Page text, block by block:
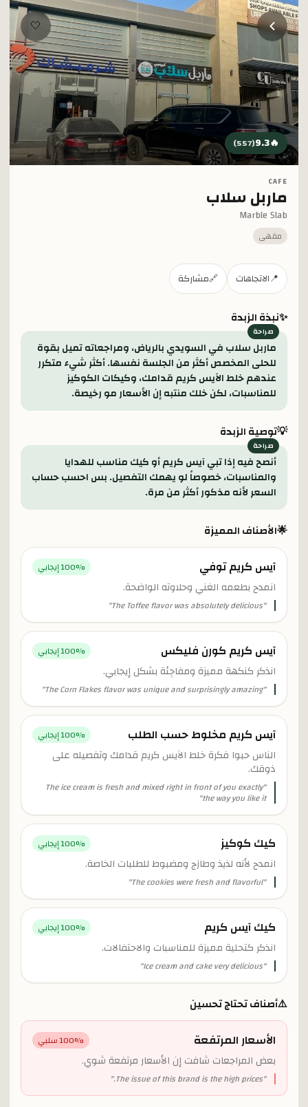
تخطي إلى المحتوى الرئيسي
🤍
🔥
9.3
(
557
)
CAFE
ماربل سلاب
Marble Slab
مقهى
📍الاتجاهات 🔗مشاركة
✨نبذة الزبدة
ماربل سلاب في السويدي بالرياض، ومراجعاته تميل بقوة
للحلى المخصص أكثر من الجلسة نفسها. أكثر شيء متكرر
عندهم خلط الآيس كريم قدامك، وكيكات الكوكيز
للمناسبات، لكن خلك منتبه إن الأسعار مو رخيصة.
💡توصية الزبدة
أنصح فيه إذا تبي آيس كريم أو كيك مناسب للهدايا
والمناسبات، خصوصاً لو يهمك التفصيل. بس احسب حساب
السعر لأنه مذكور أكثر من مرة.
🌟الأصناف المميزة
آيس كريم توفي 100% إيجابي
انمدح بطعمه الغني وحلاوته الواضحة.
"
The Toffee flavor was absolutely delicious
"
آيس كريم كورن فليكس 100% إيجابي
انذكر كنكهة مميزة ومفاجِئة بشكل إيجابي.
"
The Corn Flakes flavor was unique and surprisingly amazing
"
آيس كريم مخلوط حسب الطلب 100% إيجابي
الناس حبوا فكرة خلط الآيس كريم قدامك وتفصيله على
ذوقك.
"
The ice cream is fresh and mixed right in front of you exactly
the way you like it
"
كيك كوكيز 100% إيجابي
انمدح لأنه لذيذ وطازج ومضبوط للطلبات الخاصة.
"
The cookies were fresh and flavorful
"
كيك آيس كريم 100% إيجابي
انذكر كتحلية مميزة للمناسبات والاحتفالات.
"
Ice cream and cake very delicious
"
⚠️أصناف تحتاج تحسين
الأسعار المرتفعة 100% سلبي
بعض المراجعات شافت إن الأسعار مرتفعة شوي.
"
The issue of this brand is the high prices.
"